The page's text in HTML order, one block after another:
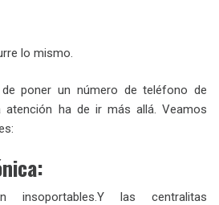
lo mismo.
poner un número de teléfono de
ha de ir más allá. Veamos
insoportables.Y las centralitas